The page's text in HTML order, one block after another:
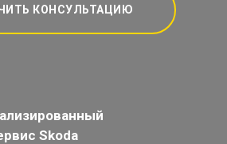
КОНСУЛЬТАЦИЮ
Skoda